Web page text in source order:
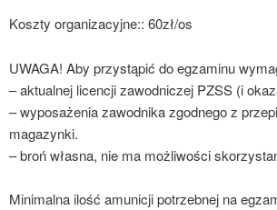
Koszty organizacyjne:: 60zł/os
UWAGA! Aby przystąpić do egzaminu
– aktualnej licencji zawodniczej PZSS (i
– wyposażenia zawodnika zgodnego z
magazynki.
– broń własna, nie ma możliwości
Minimalna ilość amunicji potrzebnej na